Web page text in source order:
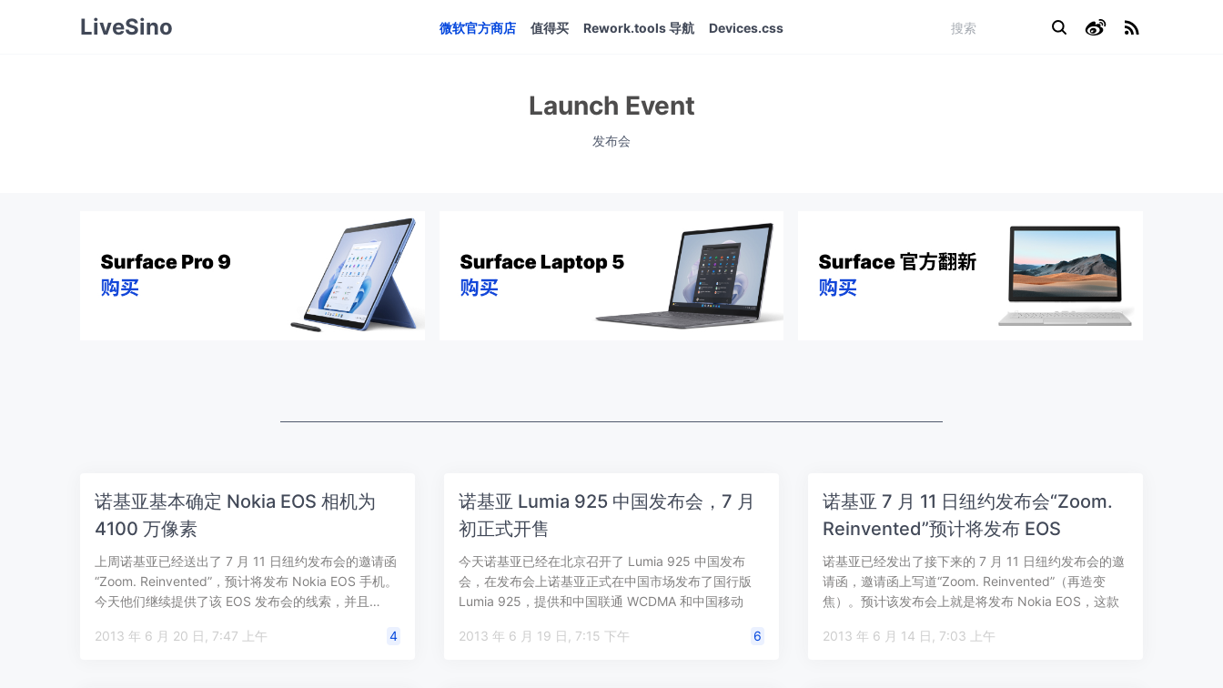
LiveSino 微软官方商店 值得买 Rework.tools 导航 Devices.css
Launch Event
发布会
诺基亚基本确定 Nokia EOS 相机为
4100 万像素
上周诺基亚已经送出了 7 月 11 日纽约发布会的邀请函
“Zoom. Reinvented”，预计将发布 Nokia EOS 手机。
今天他们继续提供了该 EOS 发布会的线索，并且…
2013 年 6 月 20 日, 7:47 上午 4
诺基亚 Lumia 925 中国发布会，7 月
初正式开售
今天诺基亚已经在北京召开了 Lumia 925 中国发布
会，在发布会上诺基亚正式在中国市场发布了国行版
Lumia 925，提供和中国联通 WCDMA 和中国移动
2013 年 6 月 19 日, 7:15 下午
6
诺基亚 7 月 11 日纽约发布会“Zoom.
Reinvented”预计将发布 EOS
诺基亚已经发出了接下来的 7 月 11 日纽约发布会的邀
请函，邀请函上写道“Zoom. Reinvented”（再造变
焦）。预计该发布会上就是将发布 Nokia EOS，这款
2013 年 6 月 14 日, 7:03 上午